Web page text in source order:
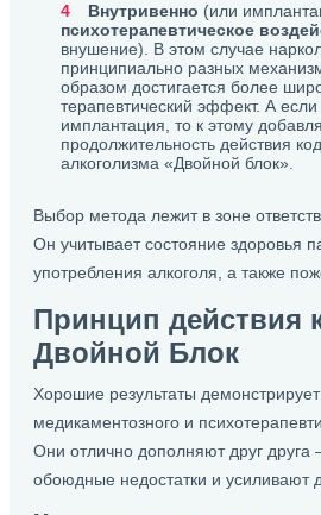
Внутривенно (или
психотерапевтическое
внушение). В этом случае
принципиально разных
образом достигается более
терапевтический эффект. А
имплантация, то к этому
продолжительность действия
алкоголизма «Двойной блок».
Выбор метода лежит в зоне
Он учитывает состояние здоровья
употребления алкоголя, а также
Принцип действия
Двойной Блок
Хорошие результаты
медикаментозного и
Они отлично дополняют друг друга
обоюдные недостатки и усиливают